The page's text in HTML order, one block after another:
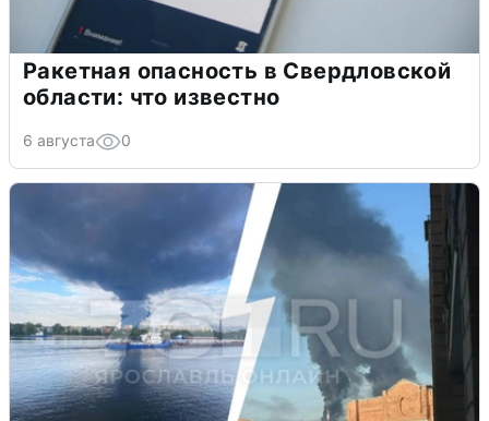
Ракетная опасность в Свердловской
области: что известно
6 августа 0